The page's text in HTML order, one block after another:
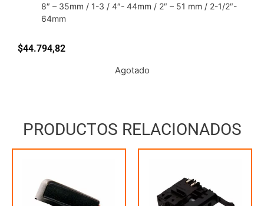
8″ – 35mm / 1-3 / 4″- 44mm / 2″ – 51 mm / 2-1/2″-
64mm
$44.794,82
Agotado
PRODUCTOS RELACIONADOS